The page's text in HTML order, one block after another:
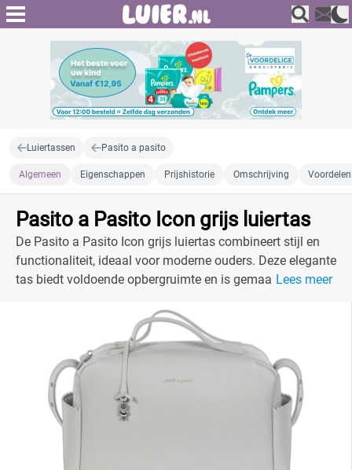
Luiertassen Pasito a pasito
Algemeen Eigenschappen Prijshistorie Omschrijving
Pasito a Pasito Icon grijs luiertas
De Pasito a Pasito Icon grijs luiertas combineert stijl en
functionaliteit, ideaal voor moderne ouders. Deze elegante
tas biedt voldoende opbergruimte en is gemaakt vanLees meer